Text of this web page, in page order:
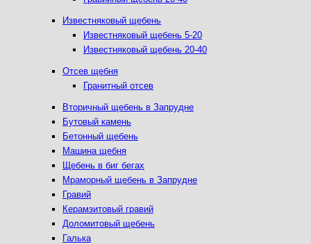
Известняковый щебень
Известняковый щебень 5-20
Известняковый щебень 20-40
Отсев щебня
Гранитный отсев
Вторичный щебень в Запрудне
Бутовый камень
Бетонный щебень
Машина щебня
Щебень в биг бегах
Мраморный щебень в Запрудне
Гравий
Керамзитовый гравий
Доломитовый щебень
Галька